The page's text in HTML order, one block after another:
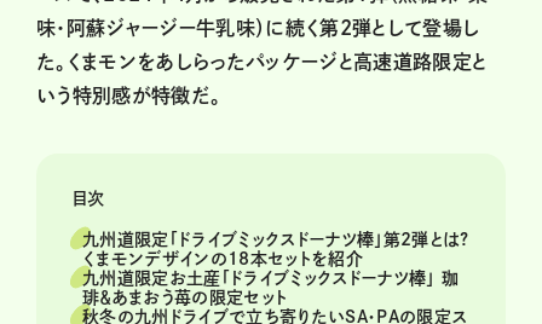
味・阿蘇ジャージー牛乳味）に続く第2弾として登場し
た。くまモンをあしらったパッケージと高速道路限定と
いう特別感が特徴だ。
目次
九州道限定「ドライブミックスドーナツ棒」第2弾とは?
くまモンデザインの18本セットを紹介
九州道限定お土産「ドライブミックスドーナツ棒」 珈
琲＆あまおう苺の限定セット
秋冬の九州ドライブで立ち寄りたいSA・PAの限定ス